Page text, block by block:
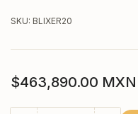
SKU: BLIXER20
Precio
regular
$463,890.00 MXN